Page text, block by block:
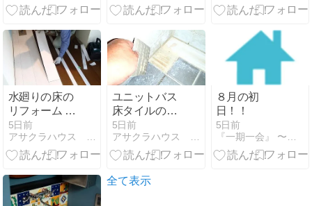
道引き込み50
の外だった話
【実体験】
水廻りの床の
リフォーム お
手入れ簡単 キ
ズ付きにくい
リフォームフ
5日前
アサクラハウス 快適キッチンルーム
ユニットバス
床タイルの補
修
5日前
アサクラハウス 内装の快適リフォーム
８月の初
日！！
5日前
『一期一会』 〜こだわり工務店の社長ブログ〜
全て表示